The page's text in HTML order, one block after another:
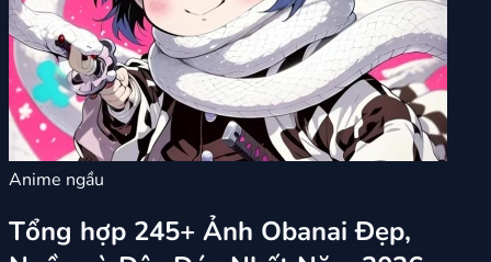
Anime ngầu
Tổng hợp 245+ Ảnh Obanai Đẹp,